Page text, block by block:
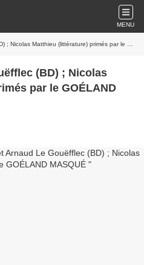
MENU
Matthieu (littérature) primés par le GOÉLAND MASQUÉ
(BD) ; Nicolas
le GOÉLAND